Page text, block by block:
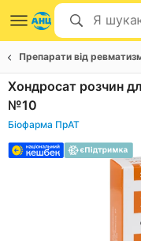
Препарати від
Хондросат розчин
№10
Біофарма ПрАТ